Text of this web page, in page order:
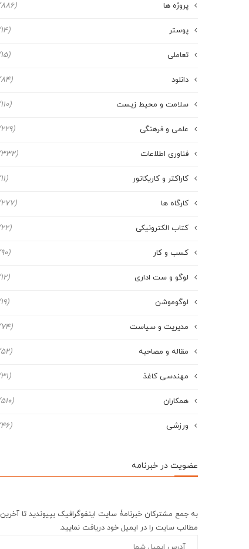
پروژه ها (886)
پوستر (14)
تعاملی (15)
دانلود (84)
سلامت و محیط زیست (110)
علمی و فرهنگی (229)
فناوری اطلاعات (332)
کاراکتر و کاریکاتور (11)
کارگاه ها (277)
کتاب الکترونیکی (22)
کسب و کار (90)
لوگو و ست اداری (12)
لوگوموشن (19)
مدیریت و سیاست (74)
مقاله و مصاحبه (52)
مهندسی کاغذ (31)
همکاران (510)
ورزشی (46)
عضویت در خبرنامه
به جمع مشترکان خبرنامۀ سایت اینفوگرافیک بپیوندید تا آخرین
مطالب سایت را در ایمیل خود دریافت نمایید.